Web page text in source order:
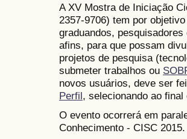
A XV Mostra de Iniciação
2357-9706) tem por
graduandos,
afins, para que possam
projetos de pesquisa
submeter trabalhos ou
novos usuários, deve ser
Perfil, selecionando ao
O evento ocorrerá em
Conhecimento - CISC 2015.